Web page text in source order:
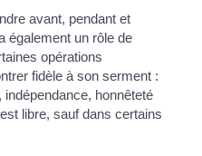
avant, pendant et
également un rôle de
opérations
fidèle à son serment :
honnêteté
libre, sauf dans certains